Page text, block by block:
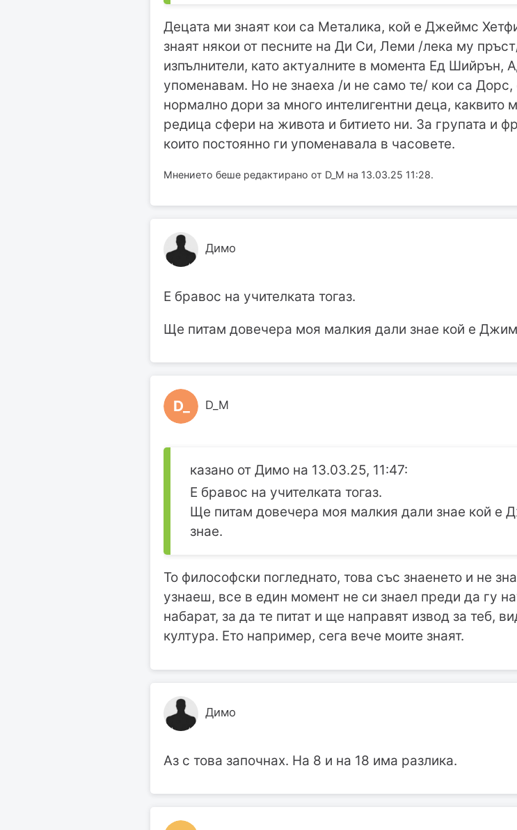
Децата ми знаят кои са Металика, кой е Джеймс
знаят някои от песните на Ди Си, Леми /лека му
изпълнители, като актуалните в момента Ед Шийрън,
упоменавам. Но не знаеха /и не само те/ кои са
нормално дори за много интелигентни деца, каквито
редица сфери на живота и битието ни. За групата и
които постоянно ги упоменавала в часовете.
Мнението беше редактирано от D_M на 13.03.25 11:28.
Димо
Е бравос на учителката тогаз.
Ще питам довечера моя малкия дали знае кой е
D_ D_M
казано от Димо на 13.03.25, 11:47:
Е бравос на учителката тогаз.
Ще питам довечера моя малкия дали знае кой
знае.
То философски погледнато, това със знаенето и не
узнаеш, все в един момент не си знаел преди да гу
набарат, за да те питат и ще направят извод за теб,
култура. Ето например, сега вече моите знаят.
Димо
Аз с това започнах. На 8 и на 18 има разлика.